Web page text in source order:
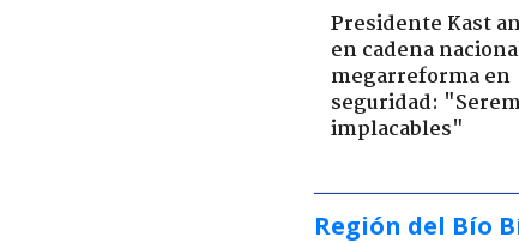
Presidente Kast
en cadena
megarreforma en
seguridad:
implacables"
Región del Bío